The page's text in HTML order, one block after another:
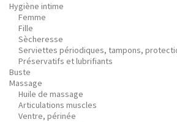
Hygiène intime
Femme
Fille
Sècheresse
Serviettes périodiques, tampons,
Préservatifs et lubrifiants
Buste
Massage
Huile de massage
Articulations muscles
Ventre, périnée